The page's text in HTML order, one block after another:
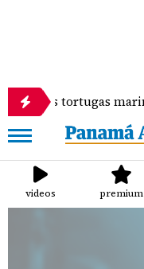
las tortugas marinas
videos premium